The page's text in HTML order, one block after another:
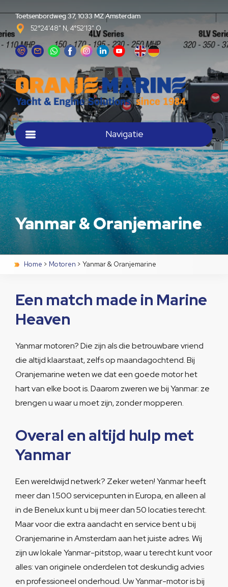
Toetsenbordweg 37, 1033 MZ Amsterdam
52°24'48" N, 4°52'13" O
Navigatie
Home > Motoren > Yanmar & Oranjemarine
Yanmar & Oranjemarine
Een match made in Marine
Heaven
Yanmar motoren? Die zijn als die betrouwbare vriend
die altijd klaarstaat, zelfs op maandagochtend. Bij
Oranjemarine weten we dat een goede motor het
hart van elke boot is. Daarom zweren we bij Yanmar: ze
brengen u waar u moet zijn, zonder mopperen.
Overal en altijd hulp met
Yanmar
Een wereldwijd netwerk? Zeker weten! Yanmar heeft
meer dan 1.500 servicepunten in Europa, en alleen al
in de Benelux kunt u bij meer dan 50 locaties terecht.
Maar voor die extra aandacht en service bent u bij
Oranjemarine in Amsterdam aan het juiste adres. Wij
zijn uw lokale Yanmar-pitstop, waar u terecht kunt voor
alles: van originele onderdelen tot deskundig advies
en professioneel onderhoud. Uw Yanmar-motor is bij